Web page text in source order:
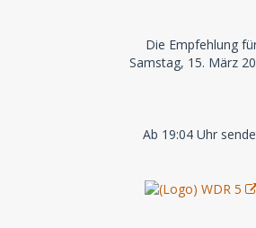
Die Empfehlung
Samstag, 15. März
Ab 19:04 Uhr